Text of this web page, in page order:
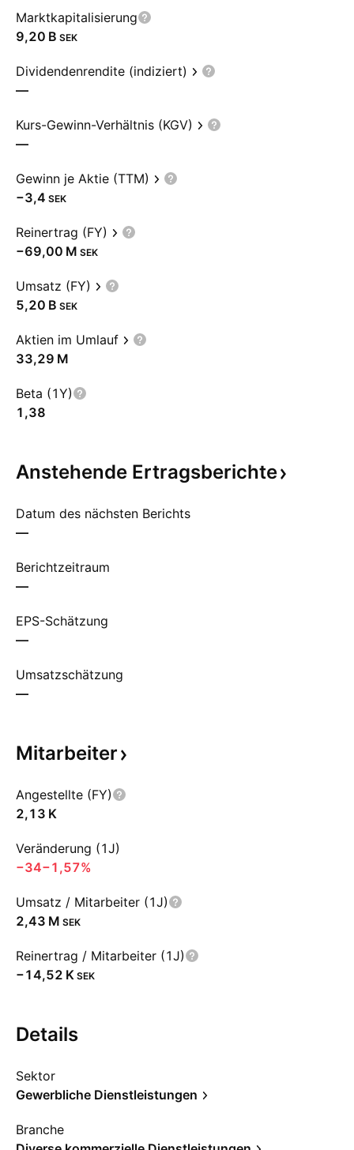
Marktkapitalisierung
‪9,20 B‬ SEK
Dividendenrendite (indiziert)
—
Kurs-Gewinn-Verhältnis (KGV)
—
Gewinn je Aktie (TTM)
−3,4 SEK
Reinertrag (FY)
‪−69,00 M‬ SEK
Umsatz (FY)
‪5,20 B‬ SEK
Aktien im Umlauf
‪33,29 M‬
Beta (1Y)
1,38
Anstehende Ertragsberichte
Datum des nächsten Berichts
—
Berichtzeitraum
—
EPS-Schätzung
—
Umsatzschätzung
—
Mitarbeiter
Angestellte (FY)
‪2,13 K‬
Veränderung (1J)
−34−1,57%
Umsatz / Mitarbeiter (1J)
‪2,43 M‬ SEK
Reinertrag / Mitarbeiter (1J)
‪−14,52 K‬ SEK
Details
Sektor
Gewerbliche Dienstleistungen
Branche